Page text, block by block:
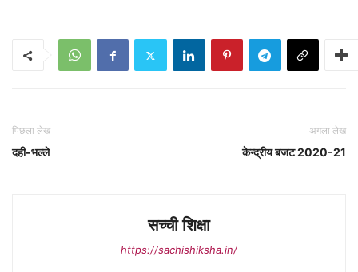
पिछला लेख
दही-भल्ले
अगला लेख
केन्द्रीय बजट 2020-21
सच्ची शिक्षा
https://sachishiksha.in/